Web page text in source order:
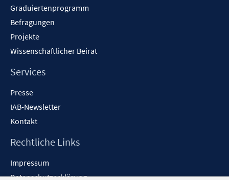
Graduiertenprogramm
Befragungen
Projekte
Wissenschaftlicher Beirat
Services
Presse
IAB-Newsletter
Kontakt
Rechtliche Links
Impressum
Datenschutzerklärung